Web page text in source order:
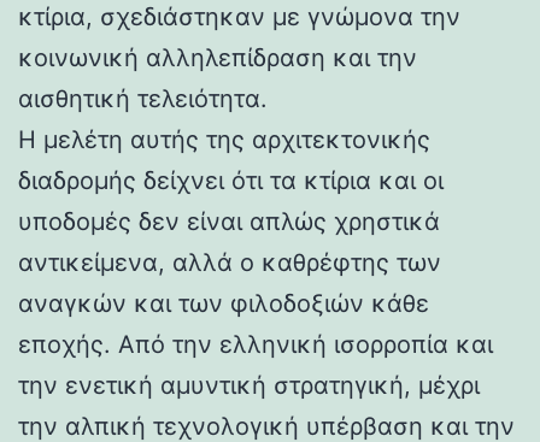
κτίρια, σχεδιάστηκαν με γνώμονα την
κοινωνική αλληλεπίδραση και την
αισθητική τελειότητα.
Η μελέτη αυτής της αρχιτεκτονικής
διαδρομής δείχνει ότι τα κτίρια και οι
υποδομές δεν είναι απλώς χρηστικά
αντικείμενα, αλλά ο καθρέφτης των
αναγκών και των φιλοδοξιών κάθε
εποχής. Από την ελληνική ισορροπία και
την ενετική αμυντική στρατηγική, μέχρι
την αλπική τεχνολογική υπέρβαση και την